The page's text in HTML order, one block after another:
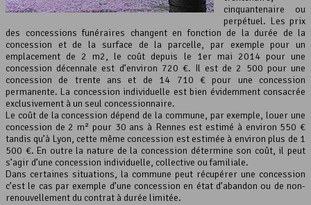
cinquantenaire ou
perpétuel. Les prix
des concessions funéraires changent en fonction de la durée de la
concession et de la surface de la parcelle, par exemple pour un
emplacement de 2 m2, le coût depuis le 1er mai 2014 pour une
concession décennale est d’environ 720 €. Il est de 2 500 pour une
concession de trente ans et de 14 710 € pour une concession
permanente. La concession individuelle est bien évidemment consacrée
exclusivement à un seul concessionnaire.
Le coût de la concession dépend de la commune, par exemple, louer une
concession de 2 m² pour 30 ans à Rennes est estimé à environ 550 €
tandis qu’à Lyon, cette même concession est estimée à environ plus de 1
500 €. En outre la nature de la concession détermine son coût, il peut
s’agir d’une concession individuelle, collective ou familiale.
Dans certaines situations, la commune peut récupérer une concession
c’est le cas par exemple d’une concession en état d’abandon ou de non-
renouvellement du contrat à durée limitée.